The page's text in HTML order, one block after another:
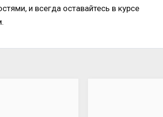
и всегда оставайтесь в курсе